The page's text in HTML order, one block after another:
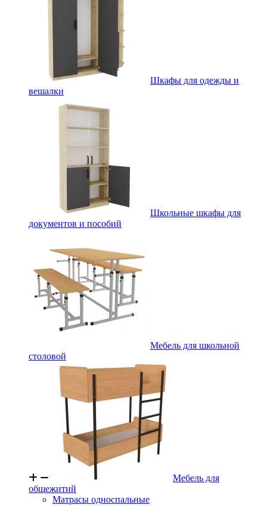
Шкафы для одежды и
вешалки
Школьные шкафы для
документов и пособий
Мебель для школьной
столовой
Мебель для
общежитий
Матрасы односпальные